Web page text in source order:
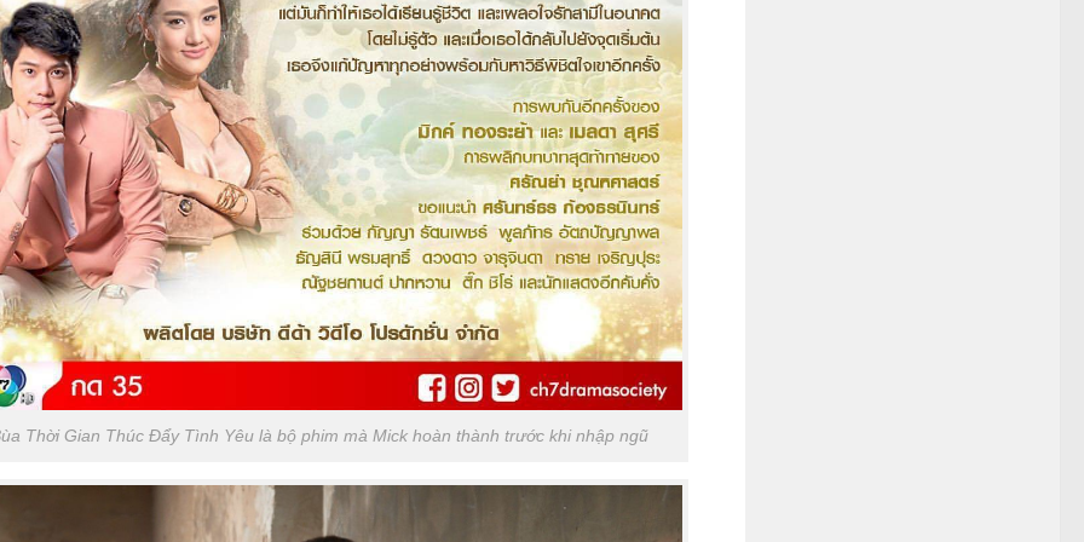
Thời Gian Thúc Đẩy Tình Yêu là bộ phim mà Mick hoàn thành trước khi nhập ngũ